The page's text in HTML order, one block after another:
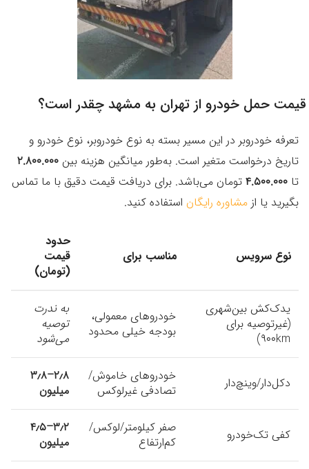
قیمت حمل خودرو از تهران به مشهد چقدر است؟
تعرفه خودروبر در این مسیر بسته به نوع خودروبر، نوع خودرو و
تاریخ درخواست متغیر است. به‌طور میانگین هزینه بین ۲.۸۰۰.۰۰۰
تا ۴.۵۰۰.۰۰۰ تومان می‌باشد. برای دریافت قیمت دقیق با ما تماس
بگیرید یا از مشاوره رایگان استفاده کنید.
نوع سرویس مناسب برای
حدود
قیمت
(تومان)
یدک‌کش بین‌شهری
(غیرتوصیه برای
۹۰۰km)
خودروهای معمولی،
بودجه خیلی محدود
به ندرت
توصیه
می‌شود
دکل‌دار/وینچ‌دار
خودروهای خاموش/
تصادفی غیرلوکس
۲٫۸–۳٫۸
میلیون
کفی تک‌خودرو
صفر کیلومتر/لوکس/
کم‌ارتفاع
۳٫۲–۴٫۵
میلیون